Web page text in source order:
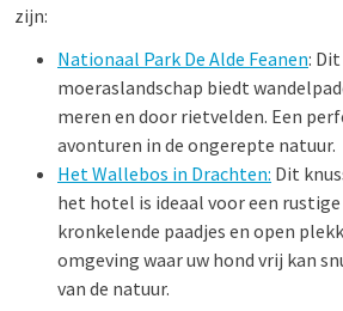
zijn:
Nationaal Park De Alde Feanen:
moeraslandschap biedt
meren en door rietvelden. Een
avonturen in de ongerepte natuur.
Het Wallebos in Drachten: Dit
het hotel is ideaal voor een
kronkelende paadjes en open
omgeving waar uw hond vrij kan
van de natuur.